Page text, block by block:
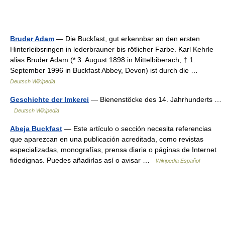
Bruder Adam — Die Buckfast, gut erkennbar an den ersten
Hinterleibsringen in lederbrauner bis rötlicher Farbe. Karl Kehrle
alias Bruder Adam (* 3. August 1898 in Mittelbiberach; † 1.
September 1996 in Buckfast Abbey, Devon) ist durch die …
Deutsch Wikipedia
Geschichte der Imkerei — Bienenstöcke des 14. Jahrhunderts …
Deutsch Wikipedia
Abeja Buckfast — Este artículo o sección necesita referencias
que aparezcan en una publicación acreditada, como revistas
especializadas, monografías, prensa diaria o páginas de Internet
fidedignas. Puedes añadirlas así o avisar …
Wikipedia Español